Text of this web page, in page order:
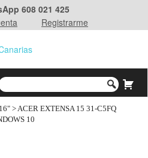
608 021 425
Registrarme
> ACER EXTENSA 15 31-C5FQ
10